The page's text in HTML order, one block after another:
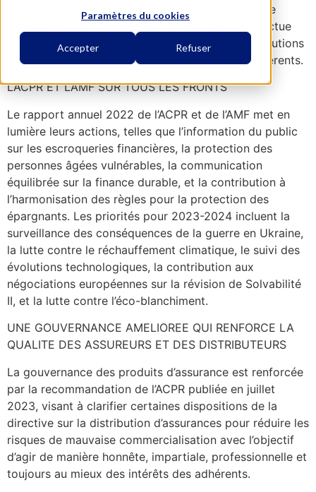
Paramètres du cookies
Accepter Refuser
informant les professionnels sur le blanchiment de
capitaux. MUTAC, consciente de ces enjeux, effectue
une veille juridique active pour s’adapter aux évolutions
et garantir la protection de ses prospects et adhérents.
L’ACPR ET L’AMF SUR TOUS LES FRONTS
Le rapport annuel 2022 de l’ACPR et de l’AMF met en
lumière leurs actions, telles que l’information du public
sur les escroqueries financières, la protection des
personnes âgées vulnérables, la communication
équilibrée sur la finance durable, et la contribution à
l’harmonisation des règles pour la protection des
épargnants. Les priorités pour 2023-2024 incluent la
surveillance des conséquences de la guerre en Ukraine,
la lutte contre le réchauffement climatique, le suivi des
évolutions technologiques, la contribution aux
négociations européennes sur la révision de Solvabilité
II, et la lutte contre l’éco-blanchiment.
UNE GOUVERNANCE AMELIOREE QUI RENFORCE LA
QUALITE DES ASSUREURS ET DES DISTRIBUTEURS
La gouvernance des produits d’assurance est renforcée
par la recommandation de l’ACPR publiée en juillet
2023, visant à clarifier certaines dispositions de la
directive sur la distribution d’assurances pour réduire les
risques de mauvaise commercialisation avec l’objectif
d’agir de manière honnête, impartiale, professionnelle et
toujours au mieux des intérêts des adhérents.